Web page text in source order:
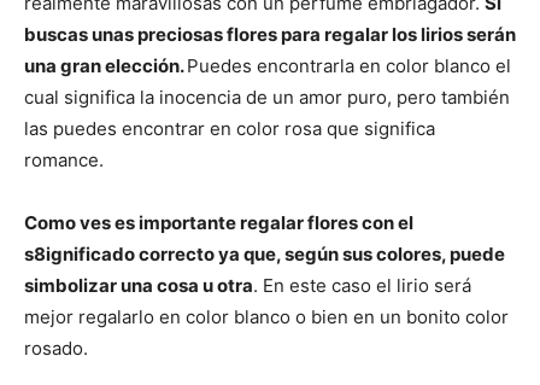
buscas unas preciosas flores para regalar los lirios serán
una gran elección.Puedes encontrarla en color blanco el
cual significa la inocencia de un amor puro, pero también
las puedes encontrar en color rosa que significa
romance.
Como ves es importante regalar flores con el
s8ignificado correcto ya que, según sus colores, puede
simbolizar una cosa u otra. En este caso el lirio será
mejor regalarlo en color blanco o bien en un bonito color
rosado.